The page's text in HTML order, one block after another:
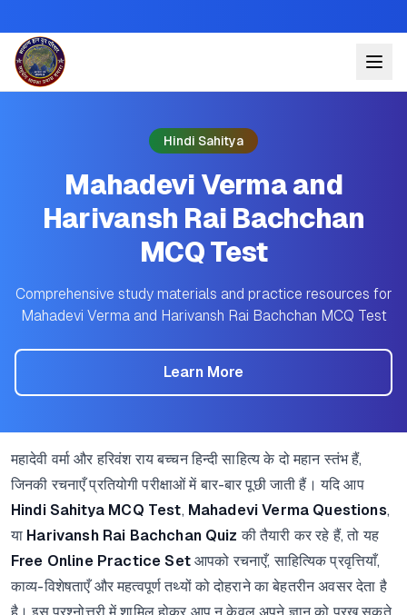
Hindi Sahitya
Mahadevi Verma and
Harivansh Rai Bachchan
MCQ Test
Comprehensive study materials and practice resources for
Mahadevi Verma and Harivansh Rai Bachchan MCQ Test
Learn More
महादेवी वर्मा और हरिवंश राय बच्चन हिन्दी साहित्य के दो महान स्तंभ हैं,
जिनकी रचनाएँ प्रतियोगी परीक्षाओं में बार-बार पूछी जाती हैं। यदि आप
Hindi Sahitya MCQ Test, Mahadevi Verma Questions,
या Harivansh Rai Bachchan Quiz की तैयारी कर रहे हैं, तो यह
Free Online Practice Setआपको रचनाएँ, साहित्यिक प्रवृत्तियाँ,
काव्य-विशेषताएँ और महत्वपूर्ण तथ्यों को दोहराने का बेहतरीन अवसर देता है